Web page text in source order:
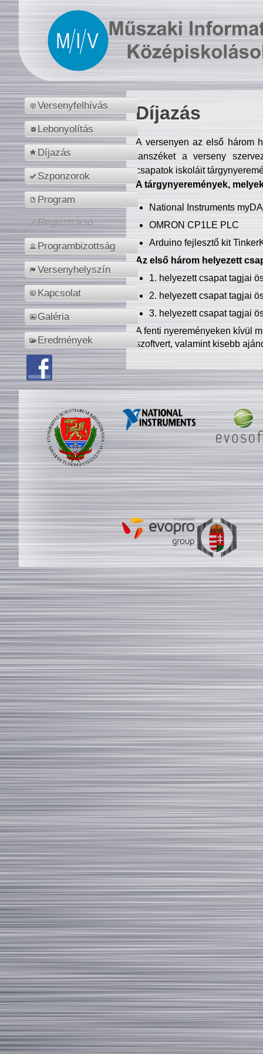
Versenyfelhívás
Lebonyolítás
Díjazás
Szponzorok
Program
Regisztráció
Programbizottság
Versenyhelyszín
Kapcsolat
Galéria
Eredmények
Díjazás
A versenyen az első három
tanszéket a verseny
csapatok iskoláit
A tárgynyeremények,
National Instruments
OMRON CP1LE PLC
Arduino fejlesztő kit
Az első három helyezett
1. helyezett csapat tagjai
2. helyezett csapat tagjai
3. helyezett csapat tagjai
A fenti nyereményeken kívül
szoftvert, valamint kisebb